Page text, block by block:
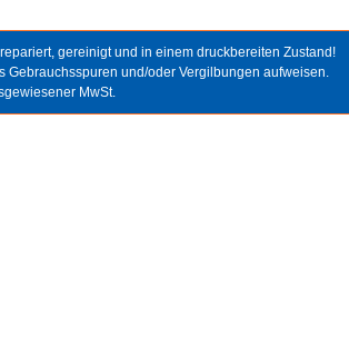
gereinigt und in einem druckbereiten Zustand!
Gebrauchsspuren und/oder Vergilbungen aufweisen.
MwSt.